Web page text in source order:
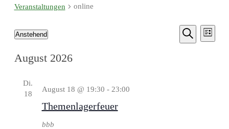
Veranstaltungen
online
Veranstaltungen Suche
Liste
Anstehend
wählen.
August 2026
Di.
18
Themenlagerfeuer
August 18 @ 19:30 - 23:00
bbb